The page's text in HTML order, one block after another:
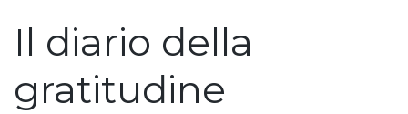
Il diario della
gratitudine